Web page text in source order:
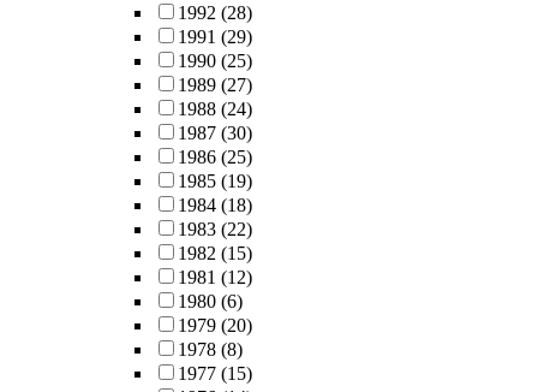
1992 (28)
1991 (29)
1990 (25)
1989 (27)
1988 (24)
1987 (30)
1986 (25)
1985 (19)
1984 (18)
1983 (22)
1982 (15)
1981 (12)
1980 (6)
1979 (20)
1978 (8)
1977 (15)